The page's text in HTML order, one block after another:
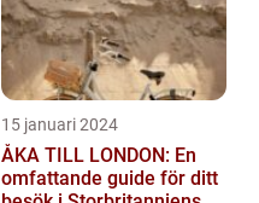
15 januari 2024
ÅKA TILL LONDON: En
omfattande guide för ditt